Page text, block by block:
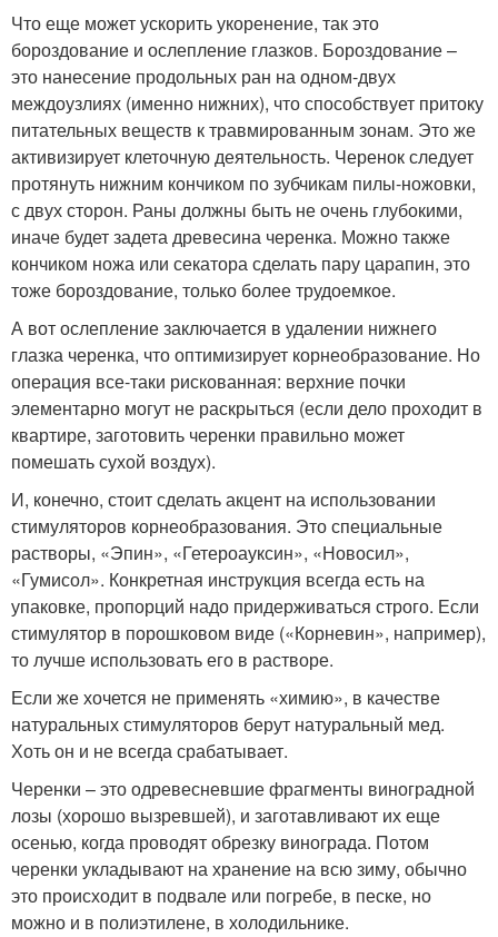
Что еще может ускорить укоренение, так это
бороздование и ослепление глазков. Бороздование –
это нанесение продольных ран на одном-двух
междоузлиях (именно нижних), что способствует притоку
питательных веществ к травмированным зонам. Это же
активизирует клеточную деятельность. Черенок следует
протянуть нижним кончиком по зубчикам пилы-ножовки,
с двух сторон. Раны должны быть не очень глубокими,
иначе будет задета древесина черенка. Можно также
кончиком ножа или секатора сделать пару царапин, это
тоже бороздование, только более трудоемкое.
А вот ослепление заключается в удалении нижнего
глазка черенка, что оптимизирует корнеобразование. Но
операция все-таки рискованная: верхние почки
элементарно могут не раскрыться (если дело проходит в
квартире, заготовить черенки правильно может
помешать сухой воздух).
И, конечно, стоит сделать акцент на использовании
стимуляторов корнеобразования. Это специальные
растворы, «Эпин», «Гетероауксин», «Новосил»,
«Гумисол». Конкретная инструкция всегда есть на
упаковке, пропорций надо придерживаться строго. Если
стимулятор в порошковом виде («Корневин», например),
то лучше использовать его в растворе.
Если же хочется не применять «химию», в качестве
натуральных стимуляторов берут натуральный мед.
Хоть он и не всегда срабатывает.
Черенки – это одревесневшие фрагменты виноградной
лозы (хорошо вызревшей), и заготавливают их еще
осенью, когда проводят обрезку винограда. Потом
черенки укладывают на хранение на всю зиму, обычно
это происходит в подвале или погребе, в песке, но
можно и в полиэтилене, в холодильнике.